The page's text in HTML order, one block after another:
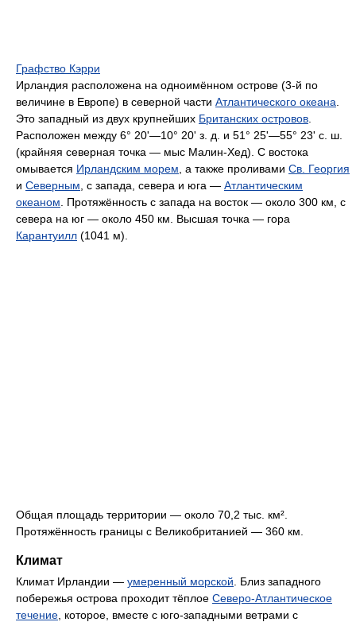
Графство Кэрри
Ирландия расположена на одноимённом острове (3-й по
величине в Европе) в северной части Атлантического океана
Это западный из двух крупнейших Британских островов
Расположен между 6° 20'—10° 20' з. д. и 51° 25'—55° 23' с. ш.
(крайняя северная точка — мыс Малин-Хед). С востока
омывается Ирландским морем , а также проливами Св. Георгия
и Северным , с запада, севера и юга — Атлантическим
океаном . Протяжённость с запада на восток — около 300 км, с
севера на юг — около 450 км. Высшая точка — гора
Карантуилл (1041 м).
Общая площадь территории — около 70,2 тыс. км².
Протяжённость границы с Великобританией — 360 км.
Климат
Климат Ирландии — умеренный морской . Близ западного
побережья острова проходит тёплое Северо-Атлантическое
течение , которое, вместе с юго-западными ветрами с